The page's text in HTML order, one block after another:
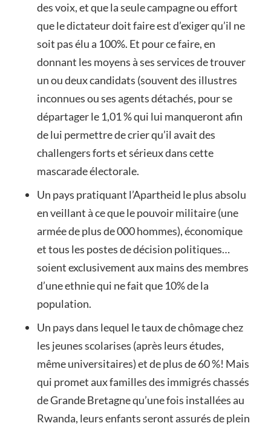
des voix, et que la seule campagne ou effort
que le dictateur doit faire est d’exiger qu’il ne
soit pas élu a 100%. Et pour ce faire, en
donnant les moyens à ses services de trouver
un ou deux candidats (souvent des illustres
inconnues ou ses agents détachés, pour se
départager le 1,01 % qui lui manqueront afin
de lui permettre de crier qu’il avait des
challengers forts et sérieux dans cette
mascarade électorale.
Un pays pratiquant l’Apartheid le plus absolu
en veillant à ce que le pouvoir militaire (une
armée de plus de 000 hommes), économique
et tous les postes de décision politiques…
soient exclusivement aux mains des membres
d’une ethnie qui ne fait que 10% de la
population.
Un pays dans lequel le taux de chômage chez
les jeunes scolarises (après leurs études,
même universitaires) et de plus de 60 %! Mais
qui promet aux familles des immigrés chassés
de Grande Bretagne qu’une fois installées au
Rwanda, leurs enfants seront assurés de plein